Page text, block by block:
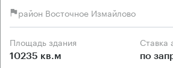
район Восточное Измайлово
Площадь здания
10235 кв.м по